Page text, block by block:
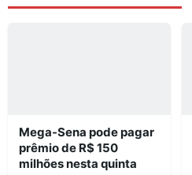
Mega-Sena pode pagar
prêmio de R$ 150
milhões nesta quinta